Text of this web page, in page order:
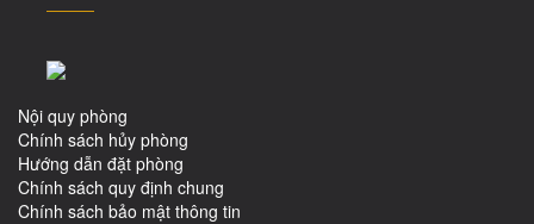
Nội quy phòng
Chính sách hủy phòng
Hướng dẫn đặt phòng
Chính sách quy định chung
Chính sách bảo mật thông tin